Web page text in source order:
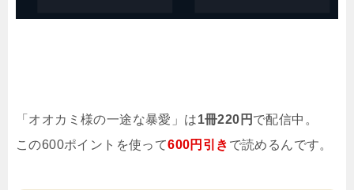
「オオカミ様の一途な暴愛」は1冊220円 で配信中。
この600ポイントを使って600円引き で読めるんです。